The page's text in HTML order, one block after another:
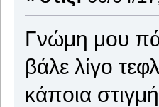
Γνώμη μου
βάλε λίγο
κάποια